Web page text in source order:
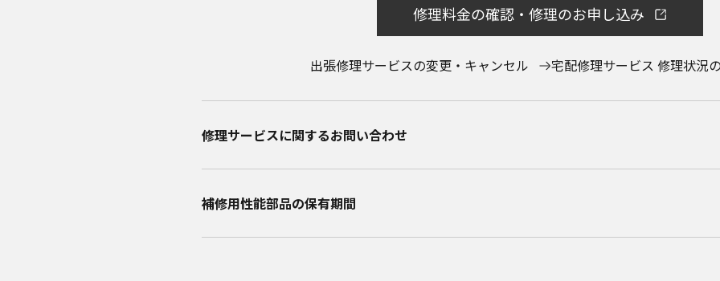
取扱説明書は、商品をご購入いただいたお客様のための資料です。本ウェブサイトに公開さ
て、ご購入のお客様以外からのお問い合わせにはお応えできない場合がありますことを、ご
修理料金の確認・修理のお申し込み
出張修理サービスの変更・キャンセル 宅配修理サービス 修理状況
修理サービスに関するお問い合わせ​
補修用性能部品の保有期間​